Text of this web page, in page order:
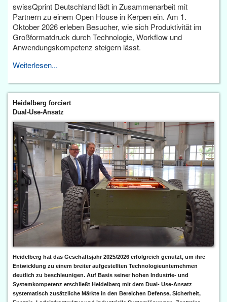
swissQprint Deutschland lädt in Zusammenarbeit mit
Partnern zu einem Open House in Kerpen ein. Am 1.
Oktober 2026 erleben Besucher, wie sich Produktivität im
Großformatdruck durch Technologie, Workflow und
Anwendungskompetenz steigern lässt.
Weiterlesen...
Heidelberg forciert
Dual-Use-Ansatz
Heidelberg hat das Geschäftsjahr 2025/2026 erfolgreich genutzt, um ihre
Entwicklung zu einem breiter aufgestellten Technologieunternehmen
deutlich zu beschleunigen. Auf Basis seiner hohen Industrie- und
Systemkompetenz erschließt Heidelberg mit dem Dual- Use-Ansatz
systematisch zusätzliche Märkte in den Bereichen Defense, Sicherheit,